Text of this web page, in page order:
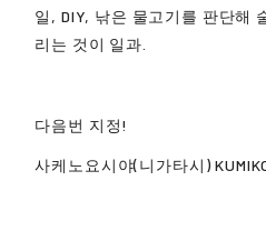
일, DIY, 낚은 물고기를 판단해
리는 것이 일과.
다음번 지정!
사케노요시야(니가타시)